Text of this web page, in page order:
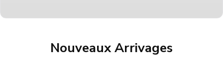
Nouveaux Arrivages